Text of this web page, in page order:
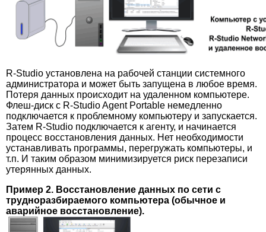
R-Studio установлена на рабочей станции системного
администратора и может быть запущена в любое время.
Потеря данных происходит на удаленном компьютере.
Флеш-диск с R-Studio Agent Portable немедленно
подключается к проблемному компьютеру и запускается.
Затем R-Studio подключается к агенту, и начинается
процесс восстановления данных. Нет необходимости
устанавливать программы, перегружать компьютеры, и
т.п. И таким образом минимизируется риск перезаписи
утерянных данных.
Пример 2. Восстановление данных по сети с
трудноразбираемого компьютера (обычное и
аварийное восстановление).